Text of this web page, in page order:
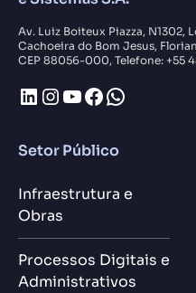
Av. Luiz Boiteux Piazza, N1302,
Cachoeira do Bom Jesus,
CEP 88056-000, Telefone: +55
LinkedIn
Instagram
Youtube
Facebook
Setor Público
Infraestrutura e
Obras
Processos Digitais e
Administrativos